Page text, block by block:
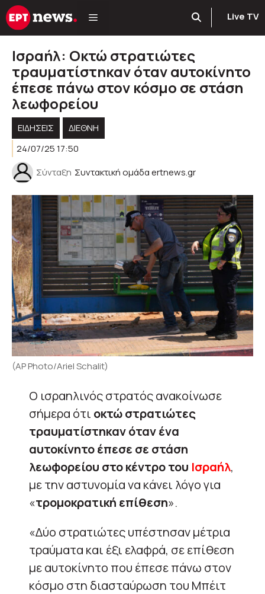
Μετάβαση
σε
Live TV
Ισραήλ: Οκτώ στρατιώτες
τραυματίστηκαν όταν αυτοκίνητο
έπεσε πάνω στον κόσμο σε στάση
λεωφορείου
ΕΙΔΗΣΕΙΣ
ΔΙΕΘΝΗ
24/07/25 17:50
Σύνταξη Συντακτική ομάδα ertnews.gr
(AP Photo/Ariel Schalit)
Ο ισραηλινός στρατός ανακοίνωσε
σήμερα ότι οκτώ στρατιώτες
τραυματίστηκαν όταν ένα
αυτοκίνητο έπεσε σε στάση
λεωφορείου στο κέντρο του Ισραήλ,
με την αστυνομία να κάνει λόγο για
«τρομοκρατική επίθεση».
«Δύο στρατιώτες υπέστησαν μέτρια
τραύματα και έξι ελαφρά, σε επίθεση
με αυτοκίνητο που έπεσε πάνω στον
κόσμο στη διασταύρωση του Μπέιτ